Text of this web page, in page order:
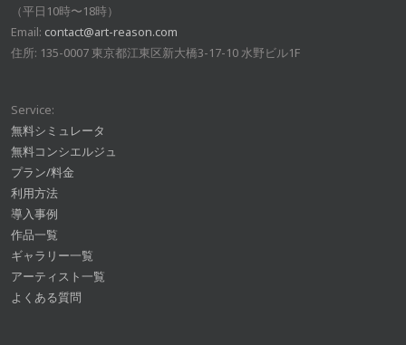
（平日10時〜18時）
Email: contact@art-reason.com
住所: 135-0007 東京都江東区新大橋3-17-10 水野ビル1F
Service:
無料シミュレータ
無料コンシエルジュ
プラン/料金
利用方法
導入事例
作品一覧
ギャラリー一覧
アーティスト一覧
よくある質問